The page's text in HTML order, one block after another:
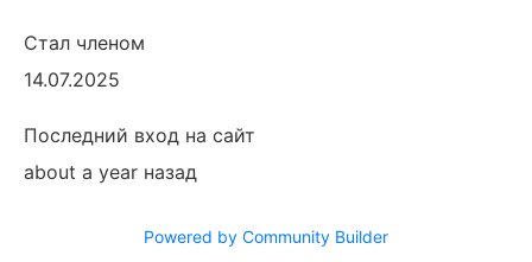
Стал членом
14.07.2025
Последний вход на сайт
about a year назад
Powered by Community Builder